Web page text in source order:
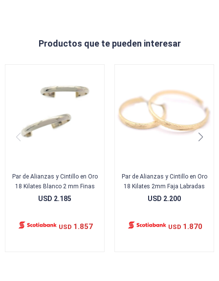
Productos que te pueden interesar
Par de Alianzas y Cintillo en Oro
18 Kilates Blanco 2 mm Finas
USD 2.185
USD 1.857
Par de Alianzas y Cintillo en Oro
18 Kilates 2mm Faja Labradas
USD 2.200
USD 1.870